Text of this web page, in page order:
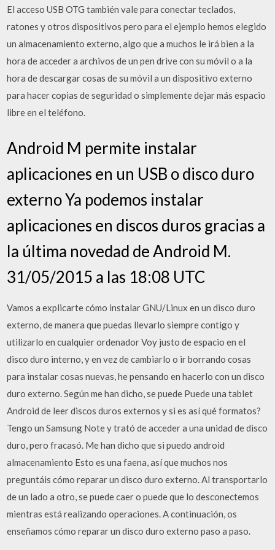
El acceso USB OTG también vale para conectar teclados,
ratones y otros dispositivos pero para el ejemplo hemos elegido
un almacenamiento externo, algo que a muchos le irá bien a la
hora de acceder a archivos de un pen drive con su móvil o a la
hora de descargar cosas de su móvil a un dispositivo externo
para hacer copias de seguridad o simplemente dejar más espacio
libre en el teléfono.
Android M permite instalar
aplicaciones en un USB o disco duro
externo Ya podemos instalar
aplicaciones en discos duros gracias a
la última novedad de Android M.
31/05/2015 a las 18:08 UTC
Vamos a explicarte cómo instalar GNU/Linux en un disco duro
externo, de manera que puedas llevarlo siempre contigo y
utilizarlo en cualquier ordenador Voy justo de espacio en el
disco duro interno, y en vez de cambiarlo o ir borrando cosas
para instalar cosas nuevas, he pensando en hacerlo con un disco
duro externo. Según me han dicho, se puede Puede una tablet
Android de leer discos duros externos y si es así qué formatos?
Tengo un Samsung Note y trató de acceder a una unidad de disco
duro, pero fracasó. Me han dicho que si puedo android
almacenamiento Esto es una faena, así que muchos nos
preguntáis cómo reparar un disco duro externo. Al transportarlo
de un lado a otro, se puede caer o puede que lo desconectemos
mientras está realizando operaciones. A continuación, os
enseñamos cómo reparar un disco duro externo paso a paso.